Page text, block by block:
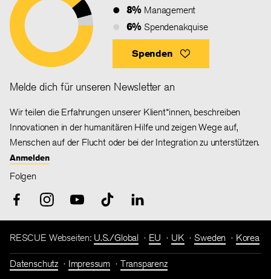
8% Management
6% Spendenakquise
Spenden
Melde dich für unseren Newsletter an
Wir teilen die Erfahrungen unserer Klient*innen, beschreiben
Innovationen in der humanitären Hilfe und zeigen Wege auf,
Menschen auf der Flucht oder bei der Integration zu unterstützen.
Anmelden
Folgen
RESCUE Webseiten: U.S./Global EU UK Sweden Korea
Datenschutz Impressum Transparenz